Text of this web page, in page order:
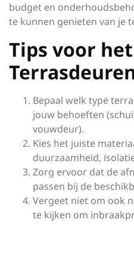
budget en
te kunnen genieten van je
Tips voor
Bepaal welk type
jouw behoeften
vouwdeur).
Kies het juiste
duurzaamheid,
Zorg ervoor dat de
passen bij de
Vergeet niet om ook
te kijken om